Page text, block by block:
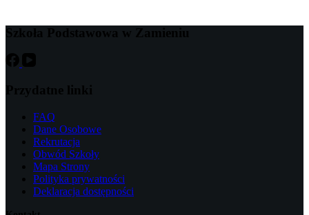
Szkoła Podstawowa w Zamieniu
Przydatne linki
FAQ
Dane Osobowe
Rekrutacja
Obwód Szkoły
Mapa Strony
Polityka prywatności
Deklaracja dostępności